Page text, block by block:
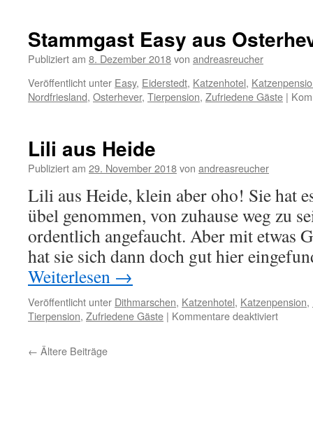
Stammgast Easy aus
Publiziert am 8. Dezember 2018von andreasreucher
Veröffentlicht unter Easy, Eiderstedt, Katzenhotel,
Nordfriesland, Osterhever, Tierpension, Zufriedene Gäste |
Lili aus Heide
Publiziert am 29. November 2018von andreasreucher
Lili aus Heide, klein aber oho! Sie hat
übel genommen, von zuhause weg zu
ordentlich angefaucht. Aber mit etwas
hat sie sich dann doch gut hier
Weiterlesen →
Veröffentlicht unter Dithmarschen, Katzenhotel, Katzenpension,
Tierpension, Zufriedene Gäste | Kommentare deaktiviertfür
← Ältere Beiträge